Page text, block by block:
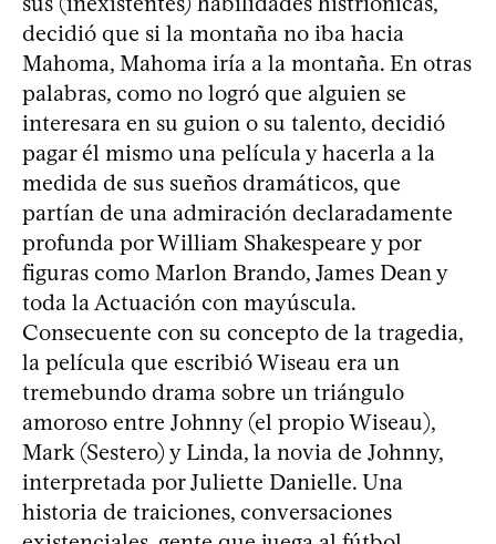
decidió que si la montaña no iba hacia
Mahoma, Mahoma iría a la montaña. En otras
palabras, como no logró que alguien se
interesara en su guion o su talento, decidió
pagar él mismo una película y hacerla a la
medida de sus sueños dramáticos, que
partían de una admiración declaradamente
profunda por William Shakespeare y por
figuras como Marlon Brando, James Dean y
toda la Actuación con mayúscula.
Consecuente con su concepto de la tragedia,
la película que escribió Wiseau era un
tremebundo drama sobre un triángulo
amoroso entre Johnny (el propio Wiseau),
Mark (Sestero) y Linda, la novia de Johnny,
interpretada por Juliette Danielle. Una
historia de traiciones, conversaciones